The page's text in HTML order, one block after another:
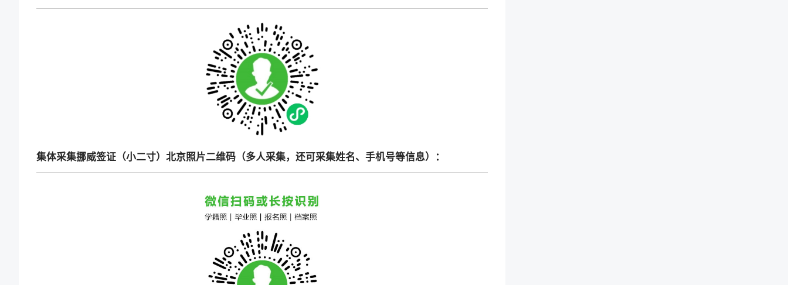
集体采集挪威签证（小二寸）北京照片二维码（多人采集，还可采集姓名、手机号等信息）：